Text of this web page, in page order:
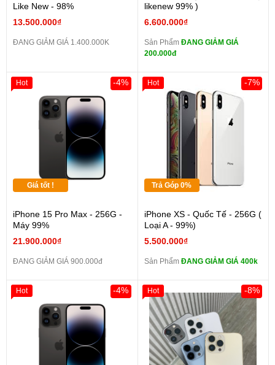
Like New - 98%
13.500.000₫
ĐANG GIẢM GIÁ 1.400.000K
likenew 99% )
6.600.000₫
Sản Phẩm ĐANG GIẢM GIÁ
200.000đ
Giá tốt !
iPhone 15 Pro Max - 256G -
Máy 99%
21.900.000₫
-4%
ĐANG GIẢM GIÁ 900.000đ
Hot
Trả Góp 0%
iPhone XS - Quốc Tế - 256G (
Loại A - 99%)
5.500.000₫
-7%
Sản Phẩm ĐANG GIẢM GIÁ 400k
Hot
-4%
Hot -8%
Hot